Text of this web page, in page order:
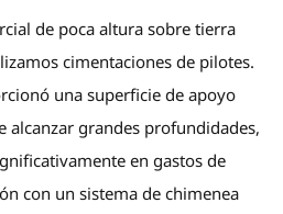
de poca altura sobre tierra
cimentaciones de pilotes.
una superficie de apoyo
alcanzar grandes profundidades,
en gastos de
con un sistema de chimenea